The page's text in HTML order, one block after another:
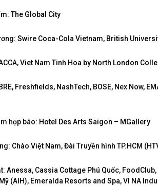
The Global City
Swire Coca-Cola Vietnam, British
Viet Nam Tinh Hoa by North London
Freshfields, NashTech, BOSE, Nex Now,
họp báo: Hotel Des Arts Saigon – MGallery
Chào Việt Nam, Đài Truyền hình TP.HCM
Anessa, Cassia Cottage Phú Quốc,
(AIH), Emeralda Resorts and Spa, VI NA